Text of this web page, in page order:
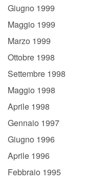
Giugno 1999
Maggio 1999
Marzo 1999
Ottobre 1998
Settembre 1998
Maggio 1998
Aprile 1998
Gennaio 1997
Giugno 1996
Aprile 1996
Febbraio 1995